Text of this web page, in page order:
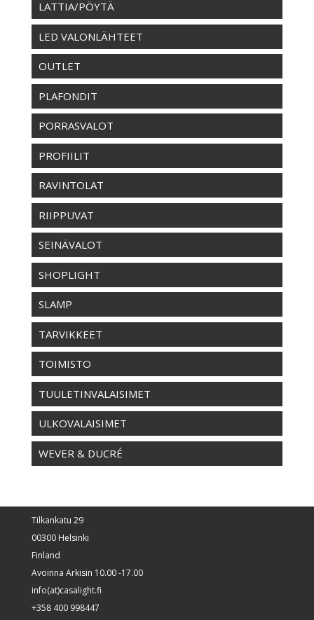
LATTIA/PÖYTÄ
LED VALONLÄHTEET
OUTLET
PLAFONDIT
PORRASVALOT
PROFIILIT
RAVINTOLAT
RIIPPUVAT
SEINÄVALOT
SHOPLIGHT
SLAMP
TARVIKKEET
TOIMISTO
TUULETINVALAISIMET
ULKOVALAISIMET
WEVER & DUCRÉ
Tilkankatu 29
00300 Helsinki
Finland
Avoinna Arkisin 10.00 -17.00
info(at)casalight.fi
+358 400 998447